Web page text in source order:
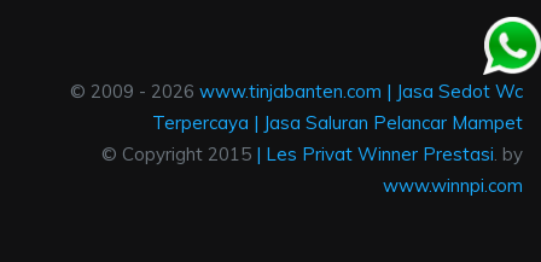
© 2009 - 2026 www.tinjabanten.com | Jasa Sedot Wc
Terpercaya | Jasa Saluran Pelancar Mampet
© Copyright 2015 | Les Privat Winner Prestasi . by
www.winnpi.com